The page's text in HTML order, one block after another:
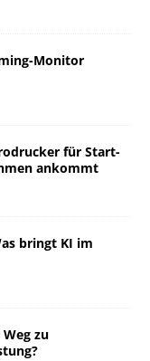
Monitor
für Start-
ankommt
bringt KI im
zu